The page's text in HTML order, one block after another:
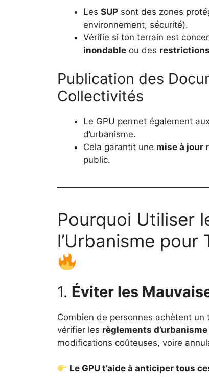
Les SUP sont des zones
environnement, sécurité).
Vérifie si ton terrain est
inondable ou des
Publication des
Collectivités
Le GPU permet également aux
d’urbanisme.
Cela garantit une mise à jour
public.
Pourquoi Utiliser
l’Urbanisme pour
1. Éviter les
Combien de personnes achètent
vérifier les règlements
modifications coûteuses, voire
Le GPU t’aide à anticiper tous